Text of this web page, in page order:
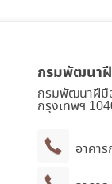
กรมพัฒนา
กรมพัฒนาฝีมื
กรุงเทพฯ
อาคา